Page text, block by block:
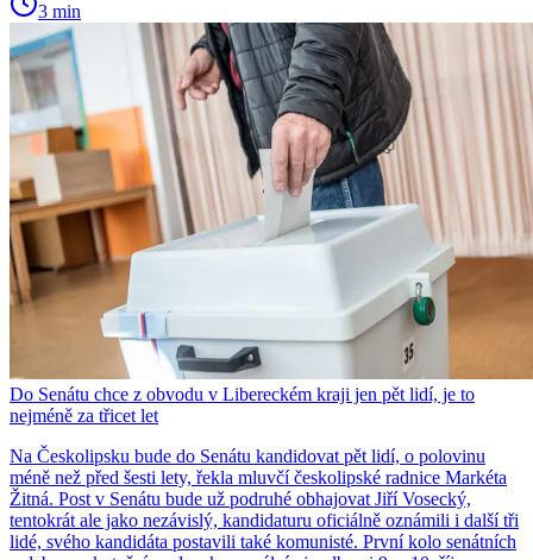
3 min
Do Senátu chce z obvodu v Libereckém kraji jen pět lidí, je to
nejméně za třicet let
Na Českolipsku bude do Senátu kandidovat pět lidí, o polovinu
méně než před šesti lety, řekla mluvčí českolipské radnice Markéta
Žitná. Post v Senátu bude už podruhé obhajovat Jiří Vosecký,
tentokrát ale jako nezávislý, kandidaturu oficiálně oznámili i další tři
lidé, svého kandidáta postavili také komunisté. První kolo senátních